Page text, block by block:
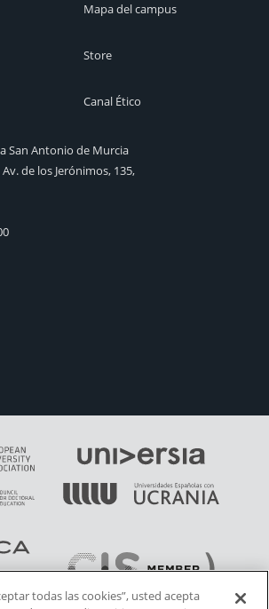
Mapa del campus
Store
Canal Ético
San Antonio de Murcia
de los Jerónimos, 135,
todas las cookies”, usted acepta